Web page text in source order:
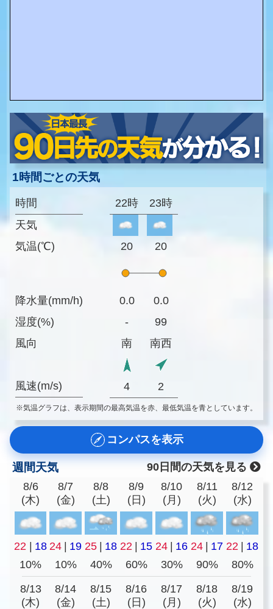
1時間ごとの天気
時間
天気
気温(℃)
降水量(mm/h)
湿度(%)
風向
風速(m/s)
22時 23時
20 20
0.0
0.0
-
99
南
南西
4 2
※気温グラフは、表示期間の最高気温を赤、最低気温を青としています。
コンパスを表示
週間天気
90日間の天気を見る
8/6
(木)
8/7
(金)
8/8
(土)
8/9
(日)
8/10
(月)
8/11
(火)
8/12
(水)
22 | 18 24 | 19 25 | 18 22 | 15 24 | 16 24 | 17 22 | 18
10%
10% 40% 60% 30% 90% 80%
8/13
(木)
8/14
(金)
8/15
(土)
8/16
(日)
8/17
(月)
8/18
(火)
8/19
(水)